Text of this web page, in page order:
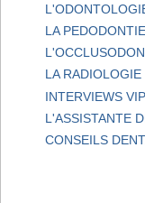
LA PEDODONTIE
LA RADIOLOGIE
INTERVIEWS VIP
L'ASSISTANTE
CONSEILS